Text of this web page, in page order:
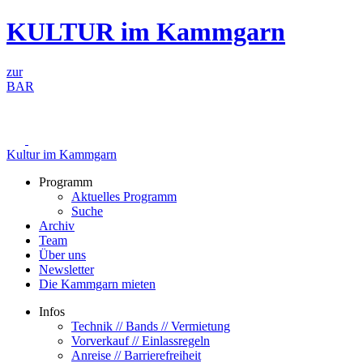
Zum
Inhalt
KULTUR im Kammgarn
zur
BAR
Kultur im Kammgarn
Programm
Aktuelles Programm
Suche
Archiv
Team
Über uns
Newsletter
Die Kammgarn mieten
Infos
Technik // Bands // Vermietung
Vorverkauf // Einlassregeln
Anreise // Barrierefreiheit